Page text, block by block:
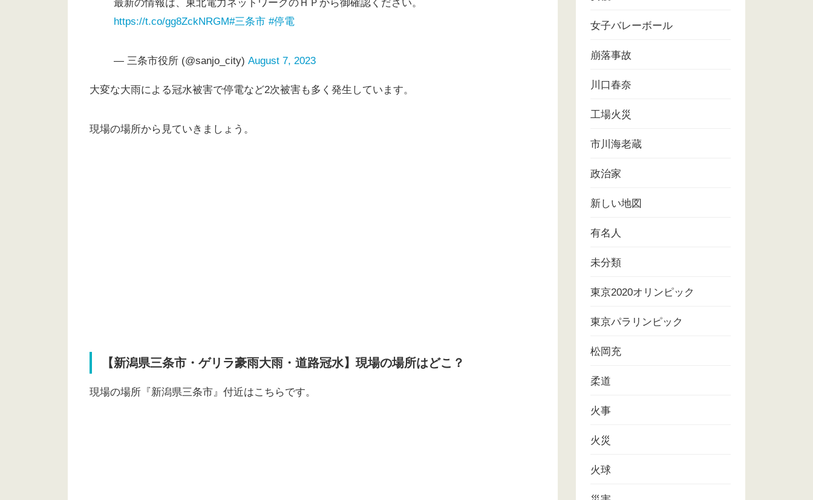
最新の情報は、東北電力ネットワークのＨＰから御確認ください。
https://t.co/gg8ZckNRGM#三条市 #停電
— 三条市役所 (@sanjo_city) August 7, 2023
大変な大雨による冠水被害で停電など2次被害も多く発生しています。
現場の場所から見ていきましょう。
【新潟県三条市・ゲリラ豪雨大雨・道路冠水】現場の場所はどこ？
現場の場所『新潟県三条市』付近はこちらです。
女子バレーボール
崩落事故
川口春奈
工場火災
市川海老蔵
政治家
新しい地図
有名人
未分類
東京2020オリンピック
東京パラリンピック
松岡充
柔道
火事
火災
火球